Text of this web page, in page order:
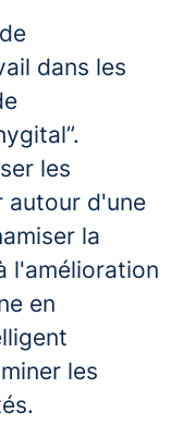
dans les
les
autour d'une
la
l'amélioration
en
les